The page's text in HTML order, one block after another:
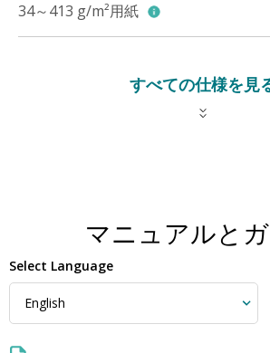
34～413 g/m²用紙
すべての仕様を見
マニュアルと
Select Language